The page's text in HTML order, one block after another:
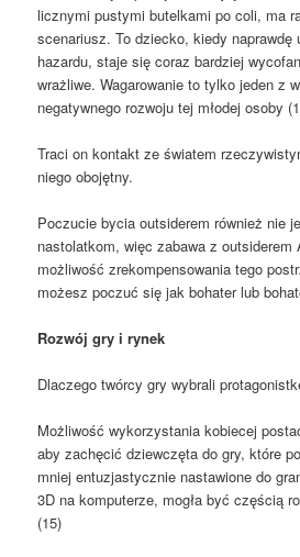
licznymi pustymi butelkami po coli, ma
scenariusz. To dziecko, kiedy naprawdę
hazardu, staje się coraz bardziej
wrażliwe. Wagarowanie to tylko jeden z
negatywnego rozwoju tej młodej osoby
Traci on kontakt ze światem
niego obojętny.
Poczucie bycia outsiderem również nie
nastolatkom, więc zabawa z outsiderem
możliwość zrekompensowania tego
możesz poczuć się jak bohater lub
Rozwój gry i rynek
Dlaczego twórcy gry wybrali
Możliwość wykorzystania kobiecej
aby zachęcić dziewczęta do gry, które
mniej entuzjastycznie nastawione do
3D na komputerze, mogła być częścią
(15)